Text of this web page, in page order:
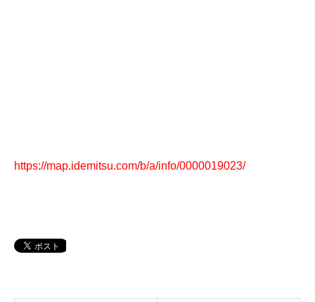
https://map.idemitsu.com/b/a/info/0000019023/